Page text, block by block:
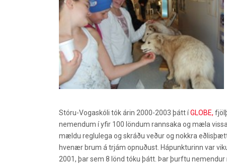
Stóru-Vogaskóli tók árin 2000-2003 þátt íGLOBE,
nemendum í yfir 100 löndum rannsaka og mæla
mældu reglulega og skráðu veður og nokkra
hvenær brum á trjám opnuðust. Hápunkturinn var
2001, þar sem 8 lönd tóku þátt. Þar þurftu